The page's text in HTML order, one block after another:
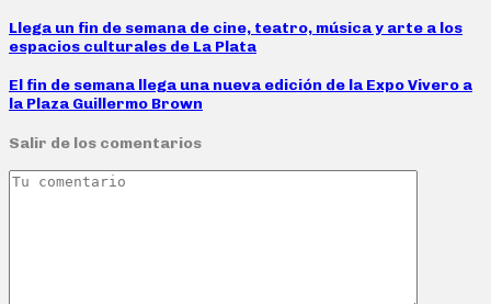
Llega un fin de semana de cine, teatro, música y arte a los
espacios culturales de La Plata
El fin de semana llega una nueva edición de la Expo Vivero a
la Plaza Guillermo Brown
Salir de los comentarios